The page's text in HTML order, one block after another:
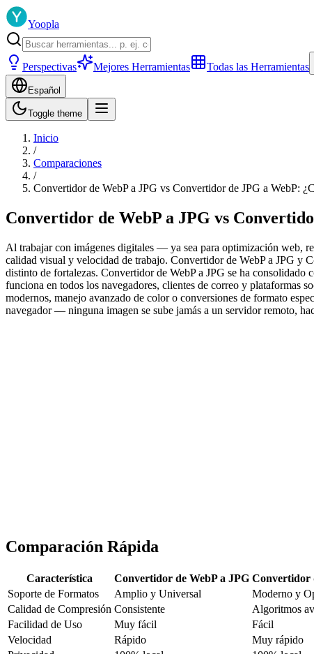
Yoopla
Perspectivas Mejores Herramientas Todas las Herramientas
Español
Toggle theme
Inicio
/
Comparaciones
/
Convertidor de WebP a JPG vs Convertidor de JPG a WebP:
Convertidor de WebP a JPG vs
Al trabajar con imágenes digitales — ya sea para optimización web,
calidad visual y velocidad de trabajo. Convertidor de WebP a JPG y
distinto de fortalezas. Convertidor de WebP a JPG se ha
funciona en todos los navegadores, clientes de correo y plataformas
modernos, manejo avanzado de color o conversiones de formato
navegador — ninguna imagen se sube jamás a un servidor remoto,
Comparación Rápida
Característica Convertidor de WebP a JPG Convertidor
Soporte de Formatos
Amplio y Universal
Moderno y
Calidad de Compresión Consistente
Algoritmos
Facilidad de Uso
Muy fácil
Fácil
Velocidad
Rápido
Muy rápido